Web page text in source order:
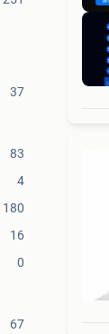
37
83
4
180
16
0
67